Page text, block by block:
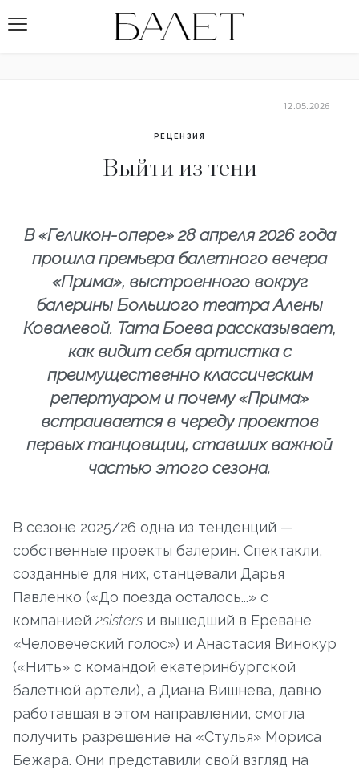
РЕЦЕНЗИЯ
Выйти из тени
12.05.2026
В «Геликон-опере» 28 апреля 2026 года
прошла премьера балетного вечера
«Прима», выстроенного вокруг
балерины Большого театра Алены
Ковалевой. Тата Боева рассказывает,
как видит себя артистка с
преимущественно классическим
репертуаром и почему «Прима»
встраивается в череду проектов
первых танцовщиц, ставших важной
частью этого сезона.
В сезоне 2025/26 одна из тенденций —
собственные проекты балерин. Спектакли,
созданные для них, станцевали Дарья
Павленко («До поезда осталось...» с
компанией 2sisters и вышедший в Ереване
«Человеческий голос») и Анастасия Винокур
(«Нить» с командой екатеринбургской
балетной артели), а Диана Вишнева, давно
работавшая в этом направлении, смогла
получить разрешение на «Стулья» Мориса
Бежара. Они представили свой взгляд на